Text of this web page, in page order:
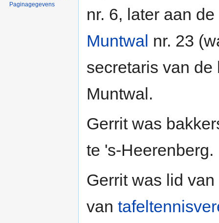
nr. 6, later aan de
Muntwal nr. 23
secretaris van
Muntwal.
Gerrit was
te 's-Heerenberg.
Gerrit was lid van
van
Paginagegevens